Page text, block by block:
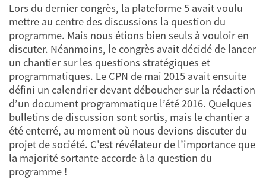
Lors du dernier congrès, la plateforme 5 avait voulu
mettre au centre des discussions la question du
programme. Mais nous étions bien seuls à vouloir en
discuter. Néanmoins, le congrès avait décidé de lancer
un chantier sur les questions stratégiques et
programmatiques. Le CPN de mai 2015 avait ensuite
défini un calendrier devant déboucher sur la rédaction
d’un document programmatique l’été 2016. Quelques
bulletins de discussion sont sortis, mais le chantier a
été enterré, au moment où nous devions discuter du
projet de société. C’est révélateur de l’importance que
la majorité sortante accorde à la question du
programme !